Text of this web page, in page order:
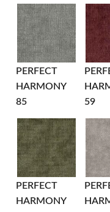
PERFECT
HARMONY
85
59
PERFECT
HARMONY